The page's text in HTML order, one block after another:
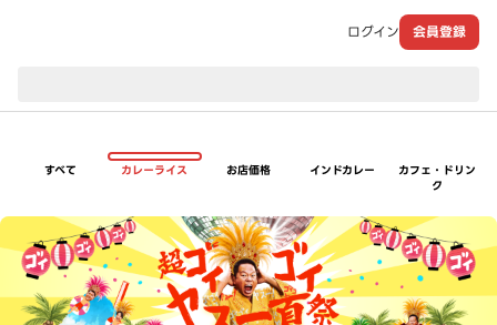
ログイン 会員登録
すべて カレーライス お店価格 インドカレー
カフェ・ドリン
ク
超ゴイゴイヤスー夏祭